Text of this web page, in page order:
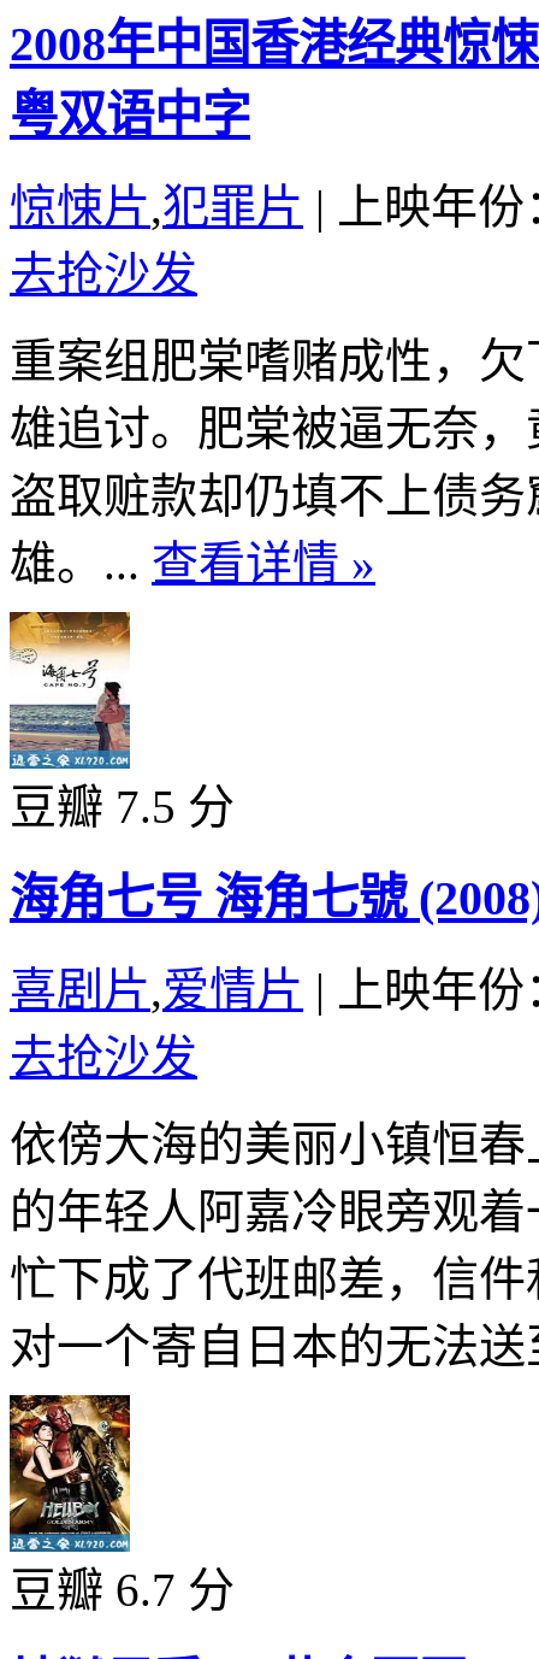
2008年中国香港经典惊
粤双语中字
惊悚片,犯罪片 |
上映年
去抢沙发
重案组肥棠嗜赌成性，
雄追讨。肥棠被逼无奈
盗取赃款却仍填不上债
雄。... 查看详情 »
豆瓣 7.5 分
海角七号 海角七號
喜剧片,爱情片 |
上映年
去抢沙发
依傍大海的美丽小镇恒
的年轻人阿嘉冷眼旁观
忙下成了代班邮差，信
对一个寄自日本的无法
豆瓣 6.7 分